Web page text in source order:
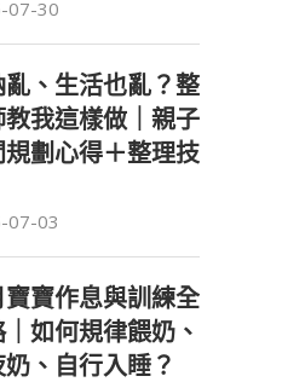
07-30
亂、生活也亂？整
教我這樣做｜親子
規劃心得＋整理技
07-03
寶寶作息與訓練全
如何規律餵奶、
奶、自行入睡？